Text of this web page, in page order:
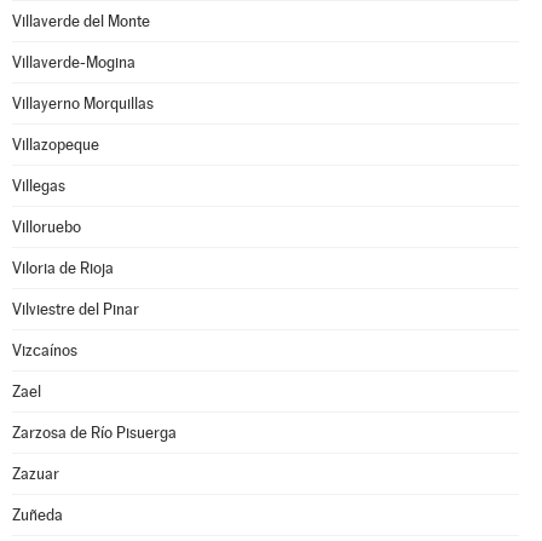
Villaverde del Monte
Villaverde-Mogina
Villayerno Morquillas
Villazopeque
Villegas
Villoruebo
Viloria de Rioja
Vilviestre del Pinar
Vizcaínos
Zael
Zarzosa de Río Pisuerga
Zazuar
Zuñeda